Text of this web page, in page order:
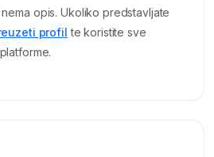
opis. Ukoliko predstavljate
profil te koristite sve